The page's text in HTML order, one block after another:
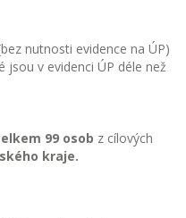
nutnosti evidence na ÚP)
v evidenci ÚP déle než
99 osob z cílových
kraje.